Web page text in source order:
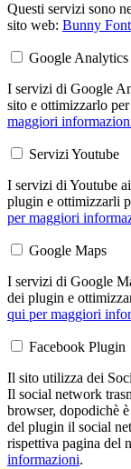
Questi servizi sono
sito web: Bunny
Google Analytics
I servizi di Google
sito e ottimizzarlo
maggiori
Servizi Youtube
I servizi di Youtube
plugin e ottimizzarli
per maggiori
Google Maps
I servizi di Google
dei plugin e
qui per maggiori
Facebook Plugin
Il sito utilizza dei
Il social network
browser, dopodichè
del plugin il social
rispettiva pagina del
informazioni.